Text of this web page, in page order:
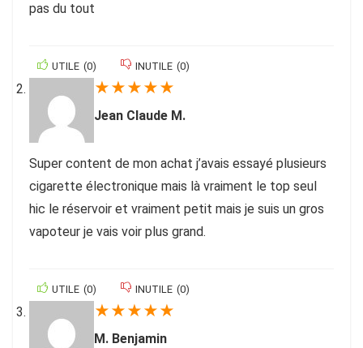
pas du tout
UTILE (0) INUTILE (0)
★★★★★
Jean Claude M.
Super content de mon achat j’avais essayé plusieurs
cigarette électronique mais là vraiment le top seul
hic le réservoir et vraiment petit mais je suis un gros
vapoteur je vais voir plus grand.
UTILE (0) INUTILE (0)
★★★★★
M. Benjamin